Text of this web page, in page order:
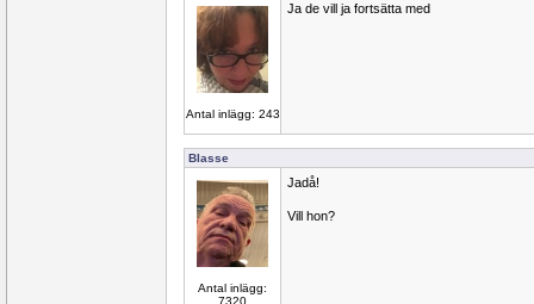
Antal inlägg: 243
Ja de vill ja fortsätta med
Blasse
Antal inlägg:
Jadå!
Vill hon?